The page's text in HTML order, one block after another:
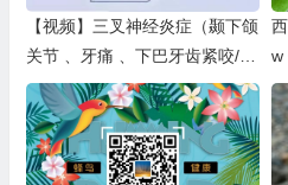
【视频】三叉神经炎症（颞下颌
关节 、牙痛 、下巴牙齿紧咬/下
巴僵硬 、磨牙/牙龈灼热/头部和
面部疼痛 /头部和面部电击头痛
和偏头痛/手臂疼痛 /咀嚼疼痛和
困难）
w